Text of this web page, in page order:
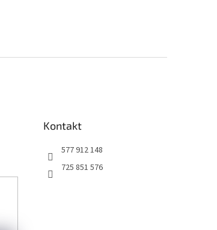
Kontakt
577 912 148
725 851 576